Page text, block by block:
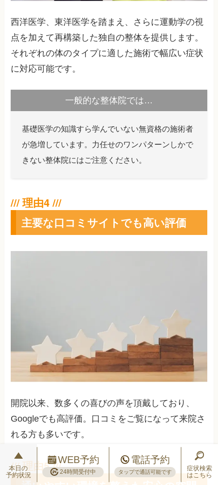
西洋医学、東洋医学を踏まえ、さらに運動学の視
点を加えて再構築した独自の整体を提供します。
それぞれの体のタイプに適した施術で幅広い症状
に対応可能です。
一般的な整体院では…
基礎医学の知識すら学んでいない無資格の施術者
が急増しています。力任せのワンパターンしかで
きない整体院にはご注意ください。
主要な口コミサイトでも高い評価
開院以来、数多くの喜びの声を頂戴しており、
Googleでも高評価。口コミをご覧になって来院さ
れる方も多いです。
本日の
予約状況
WEB予約
24時間受付中
電話予約
タップで通話可能です
症状検索
はこちら